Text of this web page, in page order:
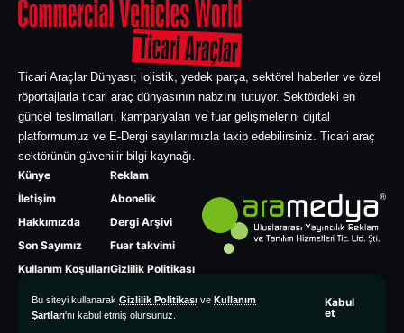
Bu siteyi kullanarak Gizlilik Politikası ve Kullanım
Şartları'nı kabul etmiş olursunuz.
Kabul
et
Ticari Araçlar Dünyası; lojistik, yedek parça, sektörel haberler ve özel
röportajlarla ticari araç dünyasının nabzını tutuyor. Sektördeki en
güncel teslimatları, kampanyaları ve fuar gelişmelerini dijital
platformumuz ve E-Dergi sayılarımızla takip edebilirsiniz. Ticari araç
sektörünün güvenilir bilgi kaynağı.
Künye
İletişim
Hakkımızda
Son Sayımız
Kullanım Koşulları
Reklam
Abonelik
Dergi Arşivi
Fuar takvimi
Gizlilik Politikası